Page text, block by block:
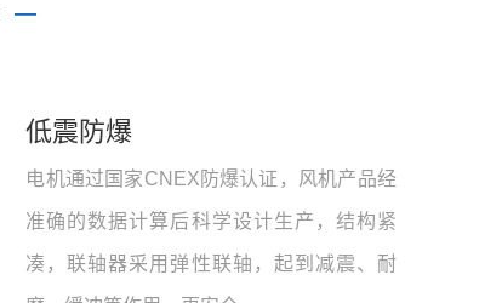
—
低震防爆
电机通过国家CNEX防爆认证，风机产品经
准确的数据计算后科学设计生产，结构紧
凑，联轴器采用弹性联轴，起到减震、耐